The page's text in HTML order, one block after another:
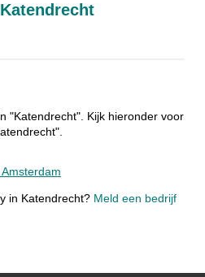
"Katendrecht". Kijk hieronder voor
Amsterdam
in Katendrecht? Meld een bedrijf